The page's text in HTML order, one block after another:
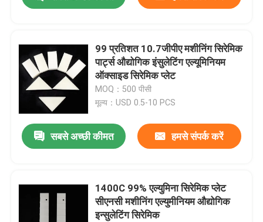
99 प्रतिशत 10.7जीपीए मशीनिंग सिरेमिक
पार्ट्स औद्योगिक इंसुलेटिंग एल्यूमिनियम
ऑक्साइड सिरेमिक प्लेट
MOQ：500 पीसी
मूल्य：USD 0.5-10 PCS
सबसे अच्छी कीमत हमसे संपर्क करें
1400C 99% एल्युमिना सिरेमिक प्लेट
सीएनसी मशीनिंग एल्युमीनियम औद्योगिक
इन्सुलेटिंग सिरेमिक